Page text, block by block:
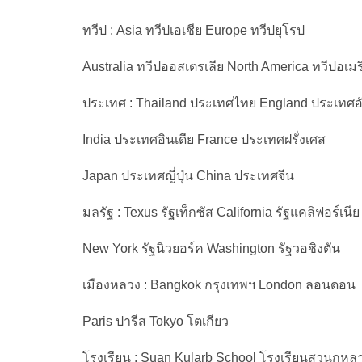
ทวีป : Asia ทวีปเอเชีย Europe ทวีปยุโรป
Australia ทวีปออสเตรเลีย North America ทวีปอเม
ประเทศ : Thailand ประเทศไทย England ประเทศ
India ประเทศอินเดีย France ประเทศฝรั่งเศส
Japan ประเทศญี่ปุ่น China ประเทศจีน
มลรัฐ : Texus รัฐเท็กซัส California รัฐแคลิฟอร์เนีย
New York รัฐนิวยอร์ค Washington รัฐวอชิงตัน
เมืองหลวง : Bangkok กรุงเทพฯ London ลอนดอน
Paris ปารีส Tokyo โตเกียว
โรงเรียน : Suan Kularb School โรงเรียนสวนกุหล